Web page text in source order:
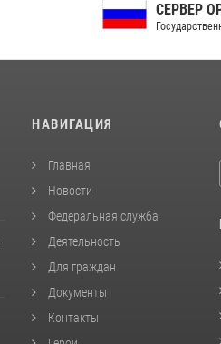
СЕРВЕР ОРГАНОВ
Государственной власти РФ
НАВИГАЦИЯ
Главная
Новости
Федеральная служба
Деятельность
Для граждан
Документы
Контакты